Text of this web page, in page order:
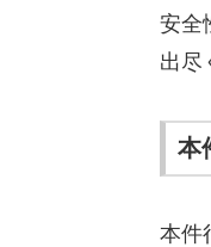
安全
出尽
本
本件